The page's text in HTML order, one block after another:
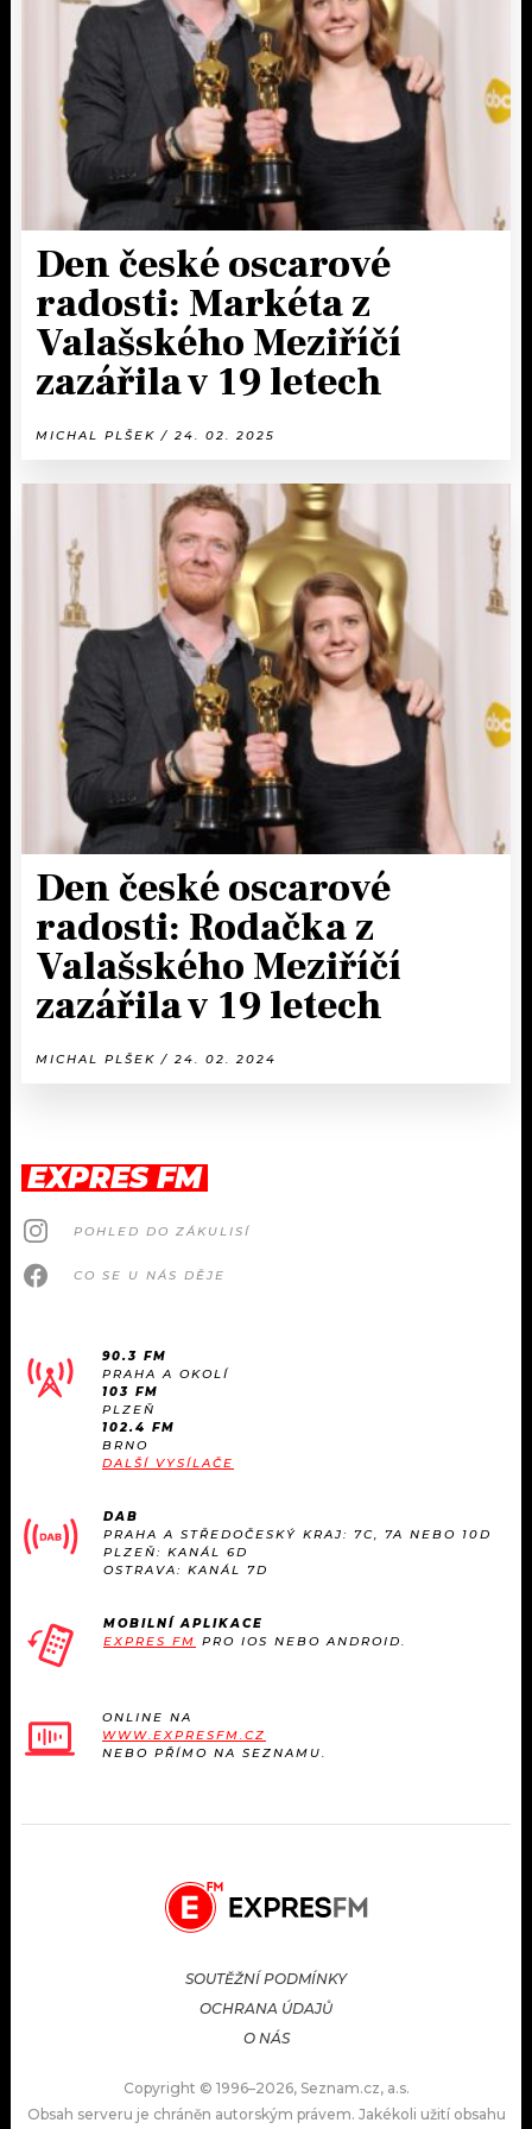
KALENDÁŘ
KVÍZY
VIP
TRENDY
MIX
OSTATNÍ
PROGRAM
PLAYLIST
JAK NALADIT
Den české oscarové
radosti: Markéta z
Valašského Meziříčí
zazářila v 19 letech
MICHAL PLŠEK / 24. 02. 2025
Den české oscarové
radosti: Rodačka z
Valašského Meziříčí
zazářila v 19 letech
MICHAL PLŠEK / 24. 02. 2024
EXPRES FM
POHLED DO ZÁKULISÍ
CO SE U NÁS DĚJE
90.3 FM
PRAHA A OKOLÍ
103 FM
PLZEŇ
102.4 FM
BRNO
DALŠÍ VYSÍLAČE
DAB
PRAHA A STŘEDOČESKÝ KRAJ: 7C, 7A NEBO 10D
PLZEŇ: KANÁL 6D
OSTRAVA: KANÁL 7D
MOBILNÍ APLIKACE
EXPRES FM PRO IOS NEBO ANDROID.
ONLINE NA
WWW.EXPRESFM.CZ
NEBO PŘÍMO NA SEZNAMU.
SOUTĚŽNÍ PODMÍNKY
OCHRANA ÚDAJŮ
O NÁS
Copyright © 1996–2026, Seznam.cz, a.s.
Obsah serveru je chráněn autorským právem. Jakékoli užití obsahu